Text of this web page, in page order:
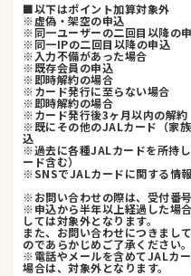
■以下はポイント加算対象外
※虚偽・架空の申込
※同一ユーザーの二回目以降の
※同一IPの二回目以降の申込
※入力不備があった場合
※既存会員の申込
※即時解約の場合
※カード発行に至らない場合
※即時解約の場合
※カード発行後3ヶ月以内の解約
※既にその他のJALカード（家
込
※過去に各種JALカードを所持
ード含む）
※SNSでJALカードに関する情
※お問い合わせの際は、受付番
※申込から半年以上経過した場
しては対象外となります。
また、お問い合わせにつきまし
のであらかじめご了承ください。
※電話やメールを含めてJALカ
場合は、対象外となります。